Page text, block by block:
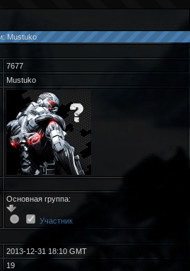
Mustuko
7677
Mustuko
Основная группа:
Участник
2013-12-31 18:10 GMT
19